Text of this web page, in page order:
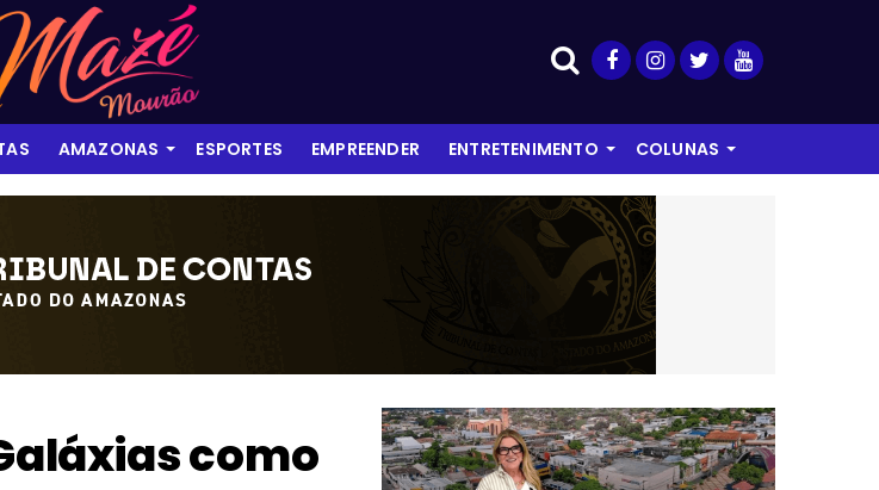
AMAZONAS ESPORTES EMPREENDER ENTRETENIMENTO COLUNAS
como